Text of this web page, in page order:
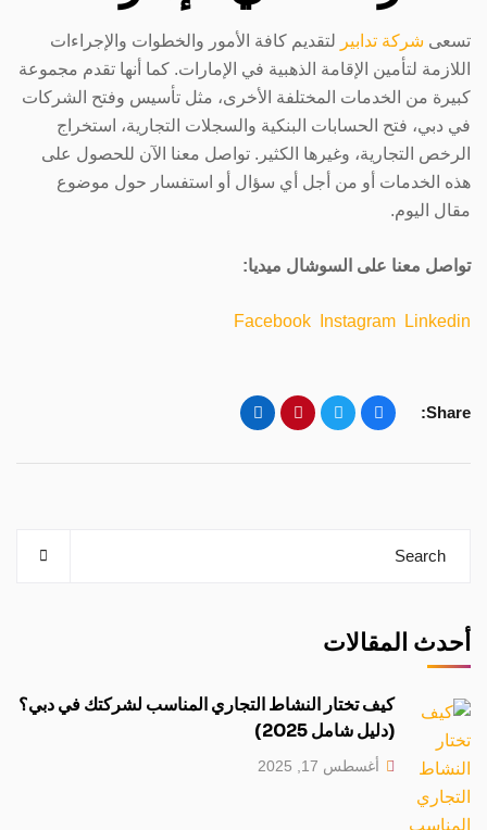
تسعى شركة تدابير لتقديم كافة الأمور والخطوات والإجراءات
اللازمة لتأمين الإقامة الذهبية في الإمارات. كما أنها تقدم مجموعة
كبيرة من الخدمات المختلفة الأخرى، مثل تأسيس وفتح الشركات
في دبي، فتح الحسابات البنكية والسجلات التجارية، استخراج
الرخص التجارية، وغيرها الكثير. تواصل معنا الآن للحصول على
هذه الخدمات أو من أجل أي سؤال أو استفسار حول موضوع
مقال اليوم.
تواصل معنا على السوشال ميديا:
Facebook Instagram Linkedin
Share:
أحدث المقالات
كيف تختار النشاط التجاري المناسب لشركتك في دبي؟
(دليل شامل 2025)
أغسطس 17, 2025